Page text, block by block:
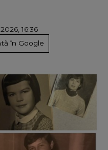
16:36
în Google